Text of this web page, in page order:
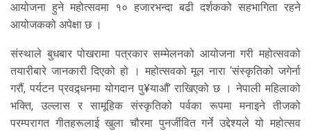
आयोजना हुने महोत्सवमा १० हजारभन्दा बढी दर्शकको सहभागिता रहने
आयोजकको अपेक्षा छ ।
संस्थाले बुधबार पोखरामा पत्रकार सम्मेलनको आयोजना गरी महोत्सवको
तयारीबारे जानकारी दिएको हो । महोत्सवको मूल नारा ‘संस्कृतिको जगेर्ना
गरौं, पर्यटन प्रवद्र्धनमा योगदान पु¥याऔं’ राखिएको छ । नेपाली महिलाको
भक्ति, उल्लास र सामूहिक संस्कृतिको पर्वका रूपमा मनाइने तीजको
परम्परागत गीतहरूलाई खुला चौरमा पुनर्जीवित गर्ने उद्देश्यले यो महोत्सव